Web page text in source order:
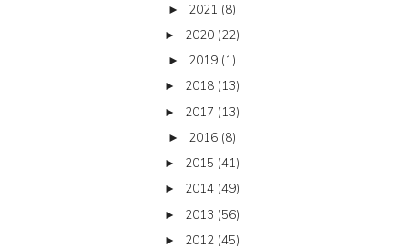
► 2021 (8)
► 2020 (22)
► 2019 (1)
► 2018 (13)
► 2017 (13)
► 2016 (8)
► 2015 (41)
► 2014 (49)
► 2013 (56)
► 2012 (45)